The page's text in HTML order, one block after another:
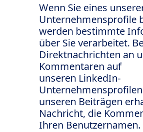
Wenn Sie eines
Unternehmensprofile
werden bestimmte
über Sie verarbeitet.
Direktnachrichten an
Kommentaren auf
unseren LinkedIn-
unseren Beiträgen
Nachricht, die
Ihren Benutzernamen.